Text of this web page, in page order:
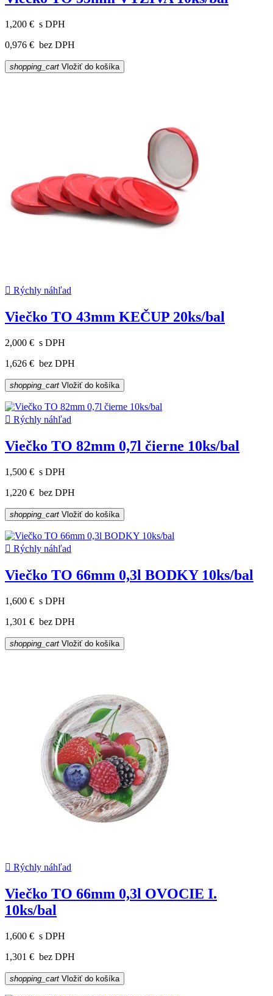
1,200 € s DPH
0,976 € bez DPH
shopping_cart Vložiť do košíka
 Rýchly náhľad
Viečko TO 43mm KEČUP 20ks/bal
2,000 € s DPH
1,626 € bez DPH
shopping_cart Vložiť do košíka
 Rýchly náhľad
Viečko TO 82mm 0,7l čierne 10ks/bal
1,500 € s DPH
1,220 € bez DPH
shopping_cart Vložiť do košíka
 Rýchly náhľad
Viečko TO 66mm 0,3l BODKY 10ks/bal
1,600 € s DPH
1,301 € bez DPH
shopping_cart Vložiť do košíka
 Rýchly náhľad
Viečko TO 66mm 0,3l OVOCIE I.
10ks/bal
1,600 € s DPH
1,301 € bez DPH
shopping_cart Vložiť do košíka